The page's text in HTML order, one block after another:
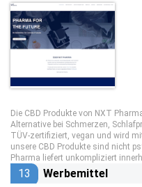
Die CBD Produkte von NXT
Alternative bei Schmerzen,
TÜV-zertifiziert, vegan und wird
unsere CBD Produkte sind nicht
Pharma liefert unkompliziert
13 Werbemittel